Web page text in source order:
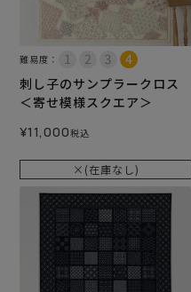
難易度：
刺し子のサンプラークロス
＜寄せ模様スクエア＞
¥11,000税込
×(在庫なし)